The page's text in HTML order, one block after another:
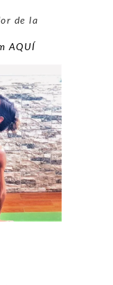
de la
AQUÍ